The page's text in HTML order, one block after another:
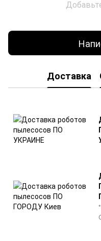
Доставка